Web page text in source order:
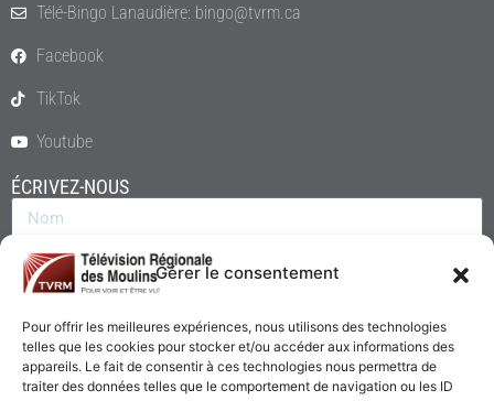
Gérer le consentement
Pour offrir les meilleures expériences, nous utilisons des technologies
telles que les cookies pour stocker et/ou accéder aux informations des
appareils. Le fait de consentir à ces technologies nous permettra de
traiter des données telles que le comportement de navigation ou les ID
Télé-Bingo Lanaudière: bingo@tvrm.ca
Facebook
TikTok
Youtube
ÉCRIVEZ-NOUS